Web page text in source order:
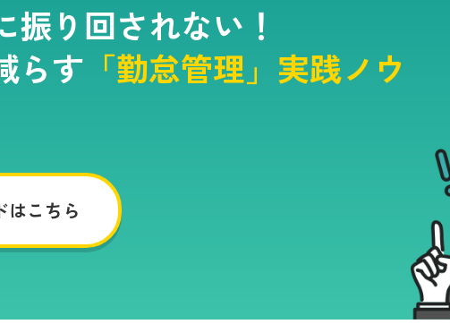
振り回されない！
らす 「勤怠管理」実践ノウ
はこちら